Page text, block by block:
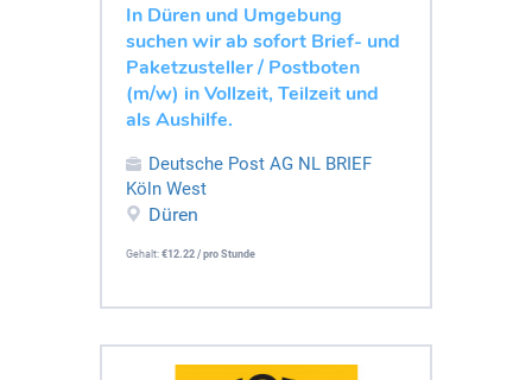
In Düren und Umgebung
suchen wir ab sofort Brief- und
Paketzusteller / Postboten
(m/w) in Vollzeit, Teilzeit und
als Aushilfe.
Deutsche Post AG NL BRIEF
Köln West
Düren
Gehalt: €12.22 / pro Stunde